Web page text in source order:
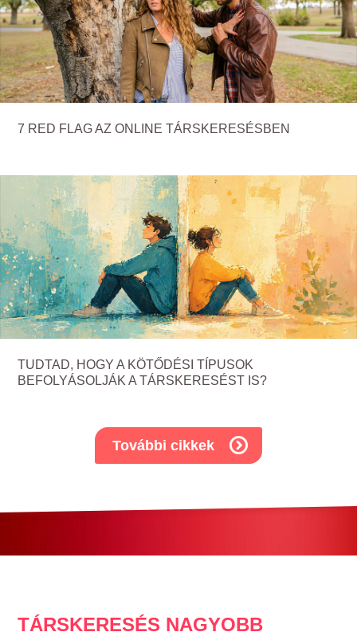
7 RED FLAG AZ ONLINE TÁRSKERESÉSBEN
TUDTAD, HOGY A KÖTŐDÉSI TÍPUSOK
BEFOLYÁSOLJÁK A TÁRSKERESÉST IS?
További cikkek
TÁRSKERESÉS NAGYOBB